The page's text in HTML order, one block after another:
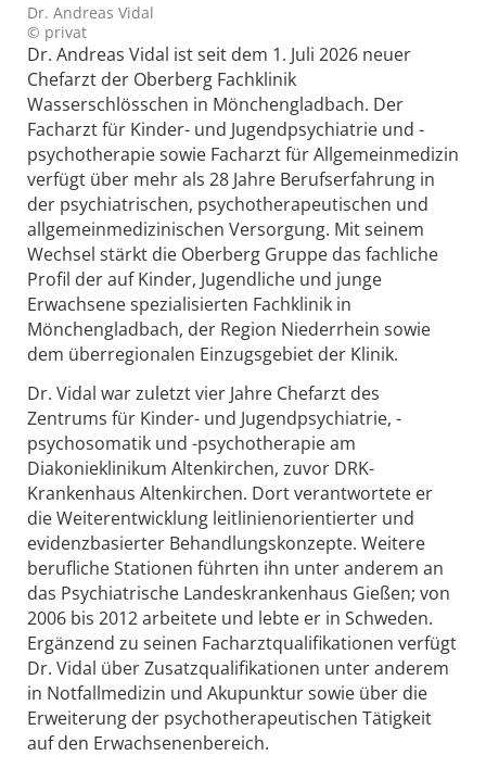
Dr. Andreas Vidal
© privat
Dr. Andreas Vidal ist seit dem 1. Juli 2026 neuer
Chefarzt der Oberberg Fachklinik
Wasserschlösschen in Mönchengladbach. Der
Facharzt für Kinder- und Jugendpsychiatrie und -
psychotherapie sowie Facharzt für Allgemeinmedizin
verfügt über mehr als 28 Jahre Berufserfahrung in
der psychiatrischen, psychotherapeutischen und
allgemeinmedizinischen Versorgung. Mit seinem
Wechsel stärkt die Oberberg Gruppe das fachliche
Profil der auf Kinder, Jugendliche und junge
Erwachsene spezialisierten Fachklinik in
Mönchengladbach, der Region Niederrhein sowie
dem überregionalen Einzugsgebiet der Klinik.
Dr. Vidal war zuletzt vier Jahre Chefarzt des
Zentrums für Kinder- und Jugendpsychiatrie, -
psychosomatik und -psychotherapie am
Diakonieklinikum Altenkirchen, zuvor DRK-
Krankenhaus Altenkirchen. Dort verantwortete er
die Weiterentwicklung leitlinienorientierter und
evidenzbasierter Behandlungskonzepte. Weitere
berufliche Stationen führten ihn unter anderem an
das Psychiatrische Landeskrankenhaus Gießen; von
2006 bis 2012 arbeitete und lebte er in Schweden.
Ergänzend zu seinen Facharztqualifikationen verfügt
Dr. Vidal über Zusatzqualifikationen unter anderem
in Notfallmedizin und Akupunktur sowie über die
Erweiterung der psychotherapeutischen Tätigkeit
auf den Erwachsenenbereich.